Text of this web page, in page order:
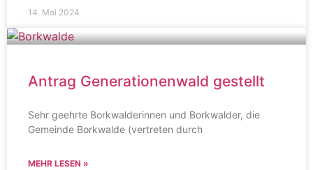
14. Mai 2024
Antrag Generationenwald gestellt
Sehr geehrte Borkwalderinnen und Borkwalder, die
Gemeinde Borkwalde (vertreten durch
MEHR LESEN »